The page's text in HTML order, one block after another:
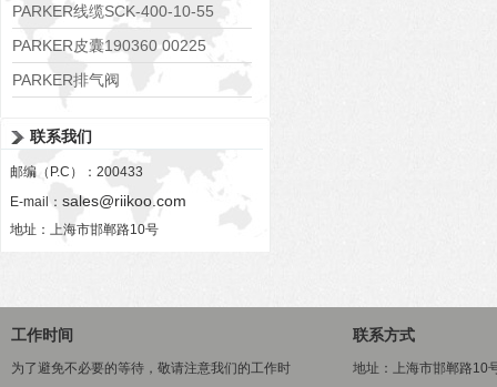
RE06M35W2N1KWXG087
PARKER线缆SCK-400-10-55
PARKER皮囊190360 00225
PARKER排气阀
联系我们
邮编（P.C）：200433
E-mail： sales@riikoo.com
地址：上海市邯郸路10号
工作时间
为了避免不必要的等待，敬请注意我们的工作时
联系方式
地址：上海市邯郸路10